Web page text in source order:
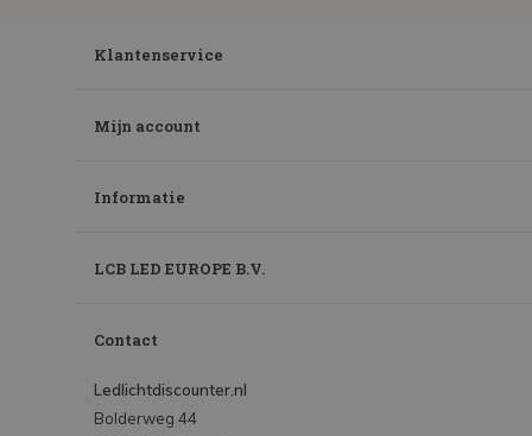
Klantenservice
Mijn account
Informatie
LCB LED EUROPE B.V.
Contact
Ledlichtdiscounter.nl
Bolderweg 44